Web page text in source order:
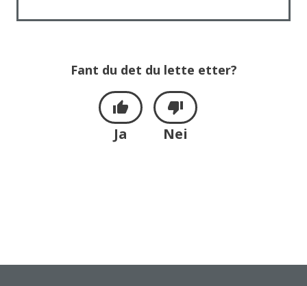
Fant du det du lette etter?
Ja Nei